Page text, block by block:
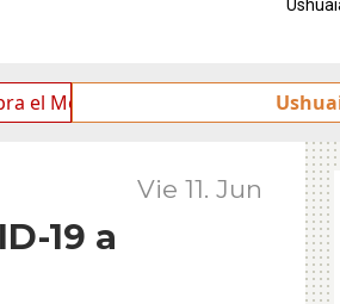
las Infancias con una agenda para
Vie 11. Jun
19 a